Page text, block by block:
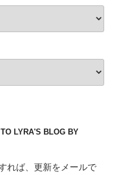
LYRA'S BLOG BY
れば、更新をメールで